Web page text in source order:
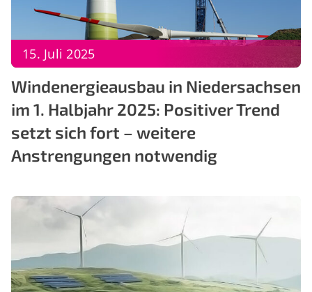
15. Juli 2025
Windenergieausbau in Niedersachsen
im 1. Halbjahr 2025: Positiver Trend
setzt sich fort – weitere
Anstrengungen notwendig